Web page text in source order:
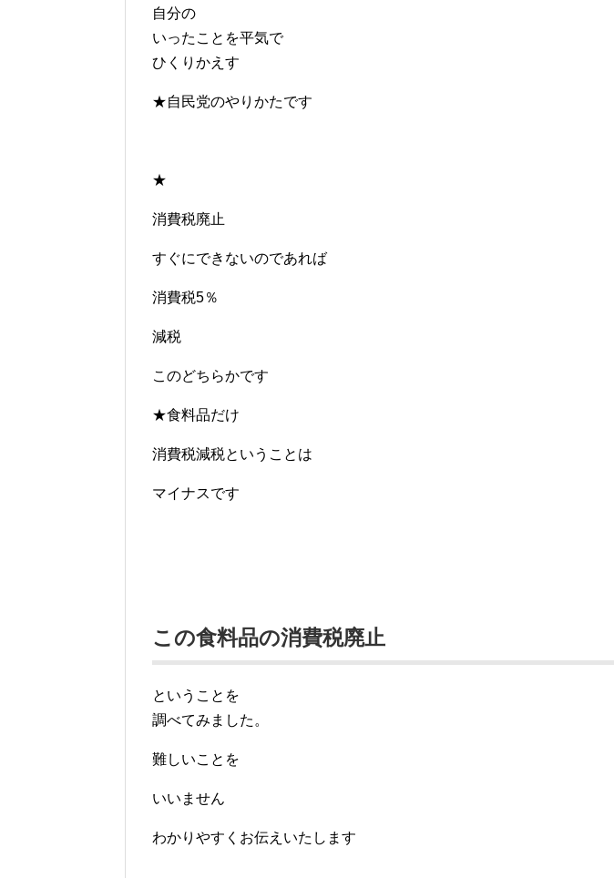
自分の
いったことを平気で
ひくりかえす
★自民党のやりかたです
★
消費税廃止
すぐにできないのであれば
消費税5％
減税
このどちらかです
★食料品だけ
消費税減税ということは
マイナスです
この食料品の消費税廃止
ということを
調べてみました。
難しいことを
いいません
わかりやすくお伝えいたします